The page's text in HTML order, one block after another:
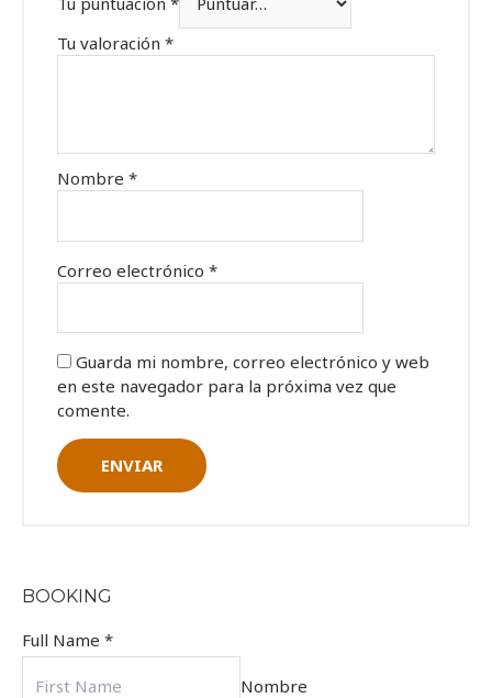
Tu valoración *
Nombre *
Correo electrónico *
Guarda mi nombre, correo electrónico y web
en este navegador para la próxima vez que
comente.
BOOKING
Full Name *
Nombre